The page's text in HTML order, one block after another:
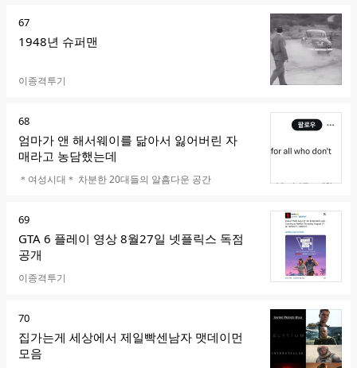
순
위
67
1948년 슈퍼맨
카페명
이종격투기
순
위
68
엄마가 앤 해서웨이를 닮아서 잃어버린 자
매라고 농담했는데
카페명
＊여성시대＊ 차분한 20대들의 알흠다운 공간
순
위
69
GTA 6 플레이 영상 8월27일 넷플릭스 독점
공개
카페명
이종격투기
순
위
70
집가는게 세상에서 제일빡센남자 맷데이먼
모음